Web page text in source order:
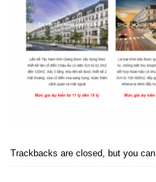
Trackbacks are closed, but you can